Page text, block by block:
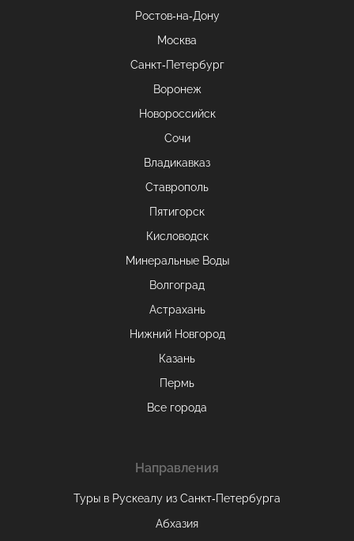
Ростов-на-Дону
Москва
Санкт-Петербург
Воронеж
Новороссийск
Сочи
Владикавказ
Ставрополь
Пятигорск
Кисловодск
Минеральные Воды
Волгоград
Астрахань
Нижний Новгород
Казань
Пермь
Все города
Направления
Туры в Рускеалу из Санкт‑Петербурга
Абхазия